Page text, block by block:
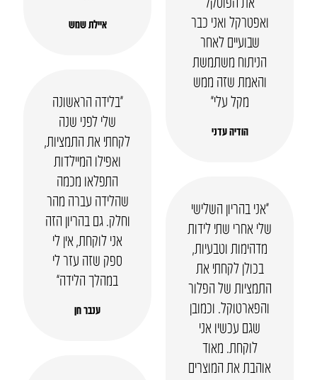
איילת שמש
ואפטרקל ואני כבר
שבועיים לאחר
הניתוח משתמשת
והאמת שזה ממש
מקל עלי״
הודיה עדני
“בלידה הראשונה
שלי לפני שנה
לקחתי את התמציות,
ואפילו המיילדות
התפלאו מכמה
שהלידה עברה מהר
וחלק. גם בהריון הזה
אני לוקחת, אין לי
ספק שזה עזר לי
במהלך הלידה”
ענבר חן
“אני בהריון השלישי
שלי אחרי שתי לידות
מדהימות וטבעיות,
בכולן לקחתי את
התמציות של הפלור
והפארטוקל. וכמובן
שגם עכשיו אני
לוקחת. מאוד
אוהבת את המוצרים